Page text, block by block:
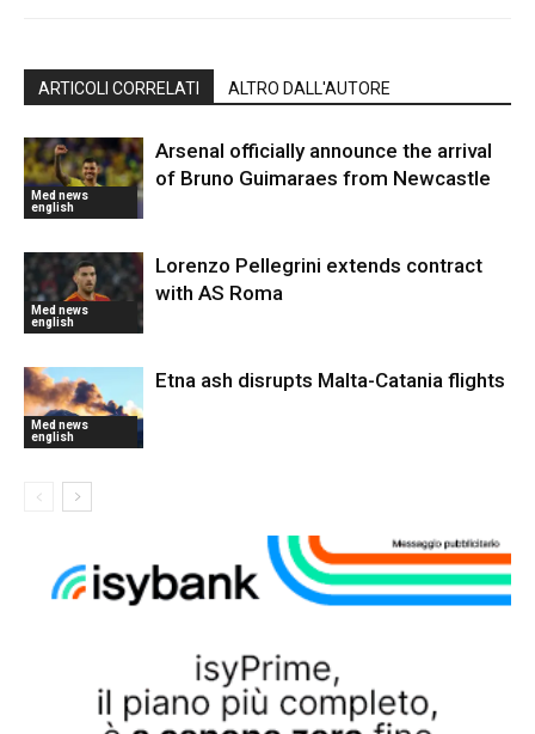
ARTICOLI CORRELATI ALTRO DALL'AUTORE
Med news
english
Arsenal officially announce the arrival
of Bruno Guimaraes from Newcastle
Med news
english
Lorenzo Pellegrini extends contract
with AS Roma
Med news
english
Etna ash disrupts Malta-Catania flights